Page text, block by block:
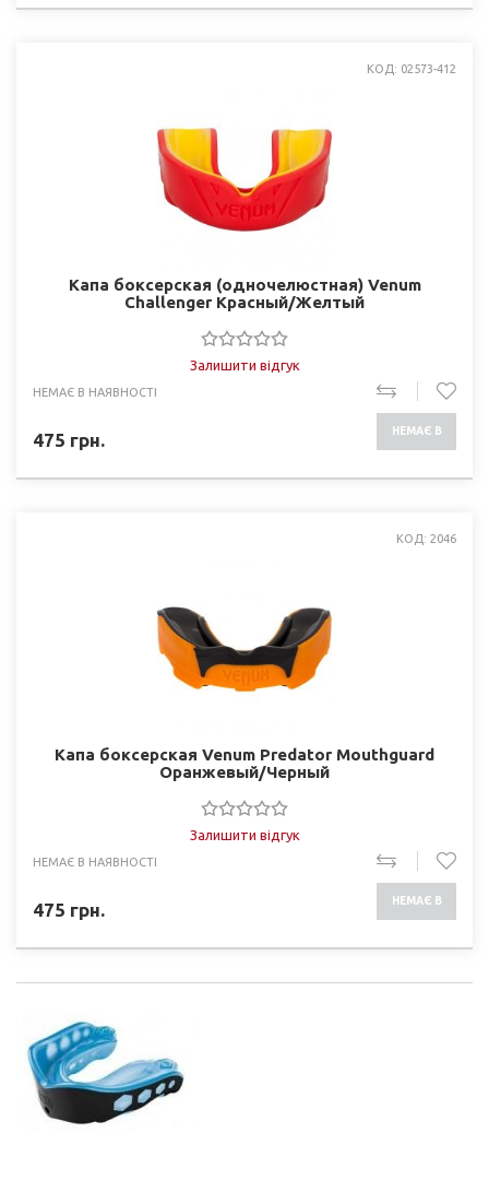
КОД: 02573-412
Капа боксерская (одночелюстная) Venum
Challenger Красный/Желтый
Залишити відгук
НЕМАЄ В НАЯВНОСТІ
475 грн. НЕМАЄ В
КОД: 2046
Капа боксерская Venum Predator Mouthguard
Оранжевый/Черный
Залишити відгук
НЕМАЄ В НАЯВНОСТІ
475 грн. НЕМАЄ В